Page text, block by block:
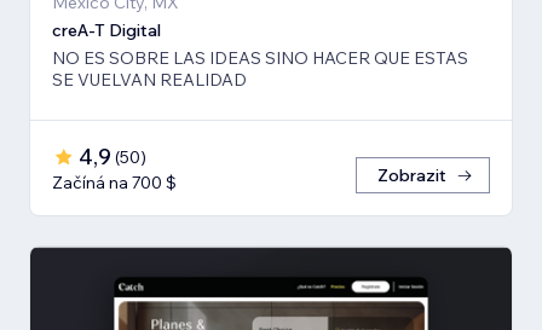
creA-T Digital
NO ES SOBRE LAS IDEAS SINO HACER QUE ESTAS
SE VUELVAN REALIDAD
4,9 (50)
Začíná na 700 $
Zobrazit